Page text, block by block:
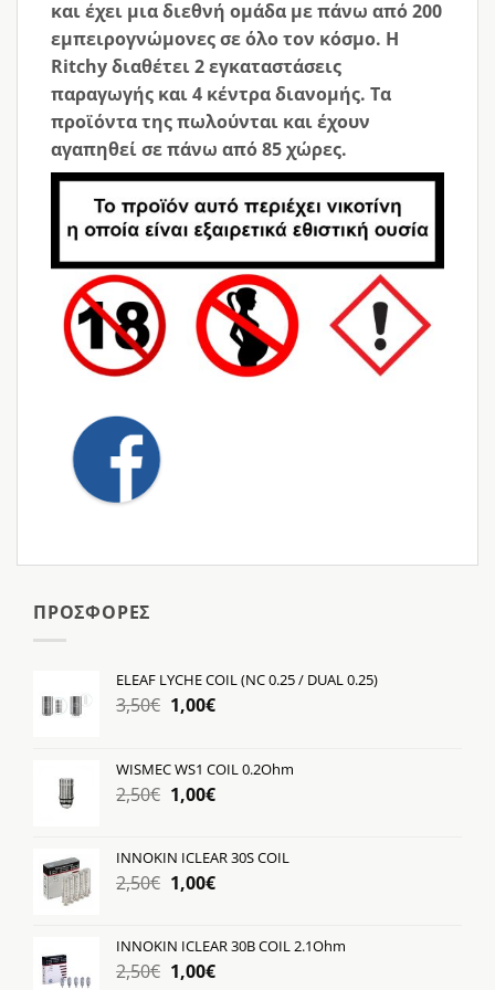
και έχει μια διεθνή ομάδα με πάνω από 200
εμπειρογνώμονες σε όλο τον κόσμο. Η
Ritchy διαθέτει 2 εγκαταστάσεις
παραγωγής και 4 κέντρα διανομής. Τα
προϊόντα της πωλούνται και έχουν
αγαπηθεί σε πάνω από 85 χώρες.
ΠΡΟΣΦΟΡΕΣ
ELEAF LYCHE COIL (NC 0.25 / DUAL 0.25)
3,50€ Original
3,50€.
1,00€Η
είναι:
1,00€.
WISMEC WS1 COIL 0.2Ohm
2,50€ Original
2,50€.
1,00€Η
είναι:
1,00€.
INNOKIN ICLEAR 30S COIL
2,50€ Original
2,50€.
1,00€Η
είναι:
1,00€.
INNOKIN ICLEAR 30B COIL 2.1Ohm
2,50€ Original
1,00€Η